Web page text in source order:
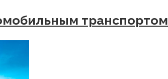
транспортом